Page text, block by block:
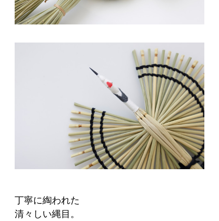
丁寧に綯われた
清々しい縄目。